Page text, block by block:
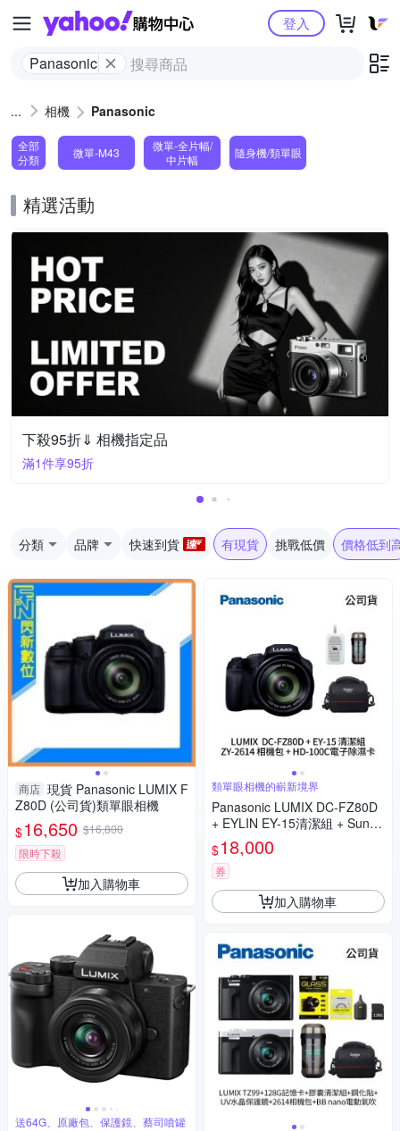
Yahoo購物中心
Panasonic
登入
相機 Panasonic
全部
分類
微單-M43
微單-全片幅/
中片幅
隨身機/類單眼
精選活動
下殺95折⇓ 相機指定品
滿1件享95折
分類 品牌 快速到貨 有現貨 挑戰低價 價格低到
商店 現貨 Panasonic LUMIX F
Z80D (公司貨)類單眼相機
$16,650 $16,800
限時下殺
加入購物車
送64G、原廠包、保護鏡、蔡司噴罐
類單眼相機的嶄新境界
Panasonic LUMIX DC-FZ80D
+ EYLIN EY-15清潔組 + SunLi
ght ZY-2614相機包 + EirMai 銳
瑪 HD-100C電子除濕卡 FZ80
D (公司貨)
$18,000
券
加入購物車